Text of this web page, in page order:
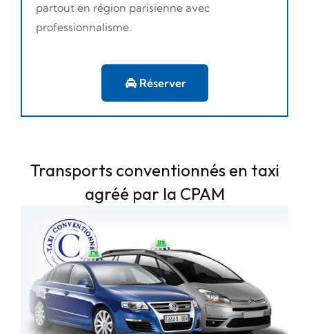
partout en région parisienne avec
professionnalisme.
Réserver
Transports conventionnés en taxi
agréé par la CPAM